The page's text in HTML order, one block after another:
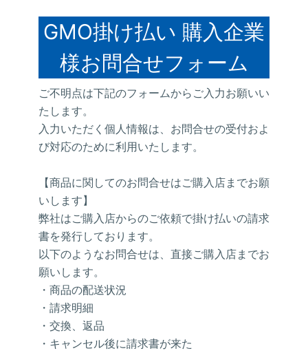
GMO掛け払い 購入企業
様お問合せフォーム
ご不明点は下記のフォームからご入力お願いい
たします。
入力いただく個人情報は、お問合せの受付およ
び対応のために利用いたします。
【商品に関してのお問合せはご購入店までお願
いします】
弊社はご購入店からのご依頼で掛け払いの請求
書を発行しております。
以下のようなお問合せは、直接ご購入店までお
願いします。
・商品の配送状況
・請求明細
・交換、返品
・キャンセル後に請求書が来た